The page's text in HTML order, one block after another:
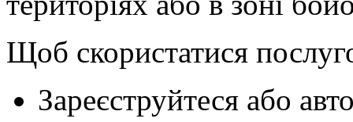
Щоб скористатися
Зареєструйтеся або